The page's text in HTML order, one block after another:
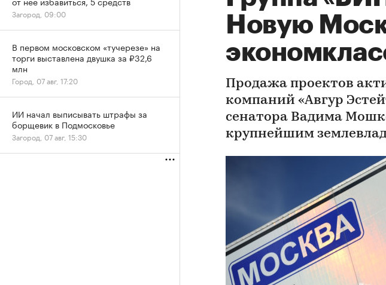
Новую
Продажа проектов
компаний «Авгур
сенатора Вадима
крупнейшим
Загород, 09:00
В первом московском «тучерезе» на
торги выставлена двушка за ₽32,6
млн
Город, 07 авг, 17:20
ИИ начал выписывать штрафы за
борщевик в Подмосковье
Загород, 07 авг, 15:30